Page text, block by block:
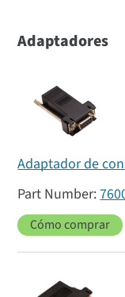
Adaptadores
Adaptador de
Cómo comprar